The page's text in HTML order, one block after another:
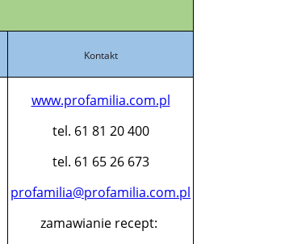
Kontakt
www.profamilia.com.pl
tel. 61 81 20 400
tel. 61 65 26 673
profamilia@profamilia.com.pl
zamawianie recept: